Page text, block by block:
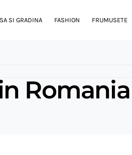
SI GRADINA FASHION FRUMUSETE
Romania